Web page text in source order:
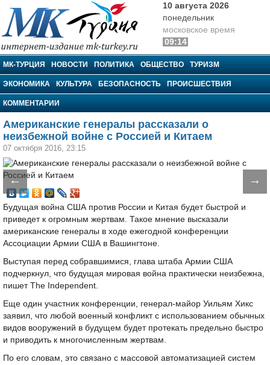
МК-Турция
10 августа 2026
понедельник
московское время
09:14
МК-ТУРЦИЯ НОВОСТИ ПОЛИТИКА ОБЩЕСТВО ТУРИЗМ
ЭКОНОМИКА КУЛЬТУРА БЕЗОПАСНОСТЬ ПРОИСШЕСТВИЯ
КОММЕНТАРИИ
Американские генералы рассказали о
неизбежной войне с Россией и Китаем
07 октября 2016, 23:15
← →
Будущая война США против России и Китая будет быстрой и
приведет к огромным жертвам. Такое мнение высказали
американские генералы в ходе ежегодной конференции
Ассоциации Армии США в Вашингтоне.
Выступая перед собравшимися, глава штаба Армии США
подчеркнул, что будущая мировая война практически неизбежна,
пишет The Independent.
Еще один участник конференции, генерал-майор Уильям Хикс
заявил, что любой военный конфликт с использованием обычных
видов вооружений в будущем будет протекать предельно быстро
и приводить к многочисленным жертвам.
По его словам, это связано с массовой автоматизацией систем